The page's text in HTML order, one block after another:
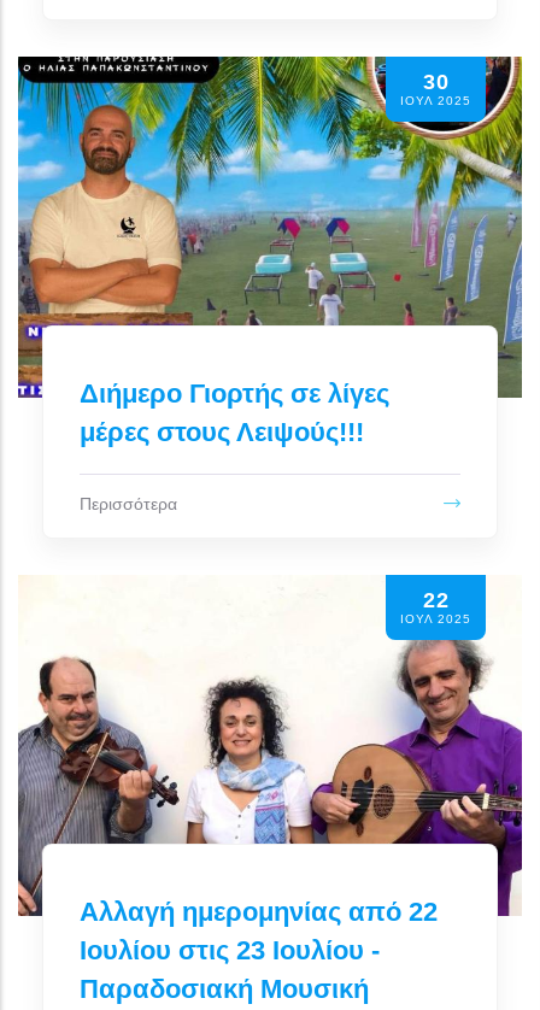
30
ΙΟΥΛ 2025
Διήμερο Γιορτής σε λίγες
μέρες στους Λειψούς!!!
Περισσότερα
22
ΙΟΥΛ 2025
Αλλαγή ημερομηνίας από 22
Ιουλίου στις 23 Ιουλίου -
Παραδοσιακή Μουσική